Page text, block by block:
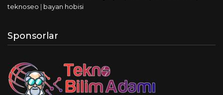
teknoseo | bayan hobisi
Sponsorlar